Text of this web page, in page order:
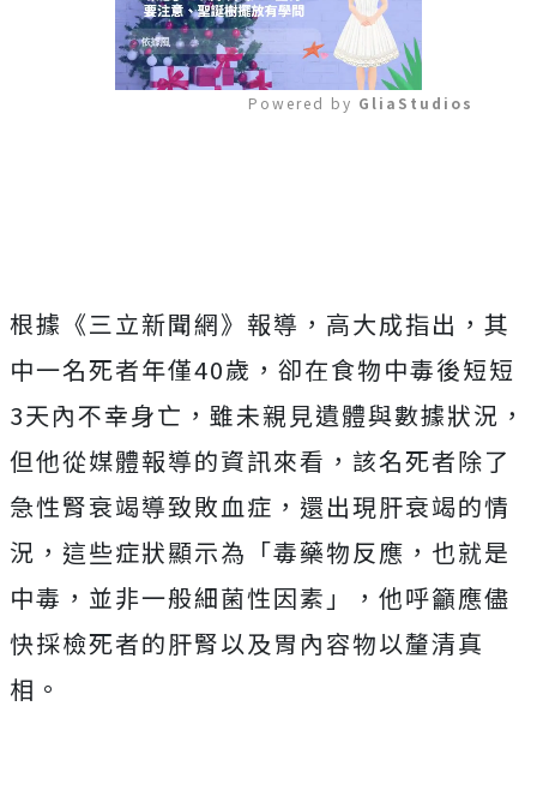
Powered by GliaStudios
根據《三立新聞網》報導，高大成指出，其
中一名死者年僅40歲，卻在食物中毒後短短
3天內不幸身亡，雖未親見遺體與數據狀況，
但他從媒體報導的資訊來看，該名死者除了
急性腎衰竭導致敗血症，還出現肝衰竭的情
況，這些症狀顯示為「毒藥物反應，也就是
中毒，並非一般細菌性因素」，他呼籲應儘
快採檢死者的肝腎以及胃內容物以釐清真
相。